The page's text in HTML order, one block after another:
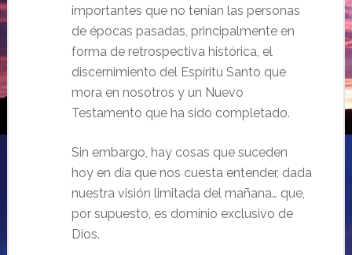
importantes que no tenían las personas
de épocas pasadas, principalmente en
forma de retrospectiva histórica, el
discernimiento del Espíritu Santo que
mora en nosotros y un Nuevo
Testamento que ha sido completado.
Sin embargo, hay cosas que suceden
hoy en día que nos cuesta entender, dada
nuestra visión limitada del mañana… que,
por supuesto, es dominio exclusivo de
Dios.